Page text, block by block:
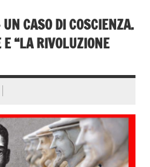
CASO DI COSCIENZA.
“LA RIVOLUZIONE